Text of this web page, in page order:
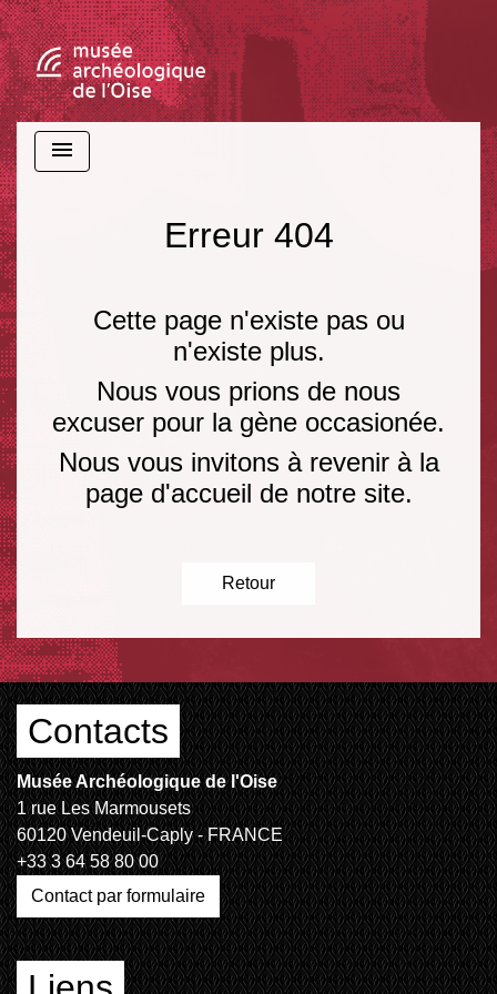
menu
Erreur 404
Cette page n'existe pas ou
n'existe plus.
Nous vous prions de nous
excuser pour la gène occasionée.
Nous vous invitons à revenir à la
page d'accueil de notre site.
Retour
Contacts
Musée Archéologique de l'Oise
1 rue Les Marmousets
60120 Vendeuil-Caply - FRANCE
+33 3 64 58 80 00
Contact par formulaire